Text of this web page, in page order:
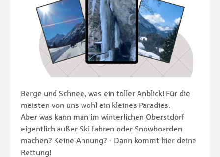
Berge und Schnee, was ein toller Anblick! Für die
meisten von uns wohl ein kleines Paradies.
Aber was kann man im winterlichen Oberstdorf
eigentlich außer Ski fahren oder Snowboarden
machen? Keine Ahnung? - Dann kommt hier deine
Rettung!